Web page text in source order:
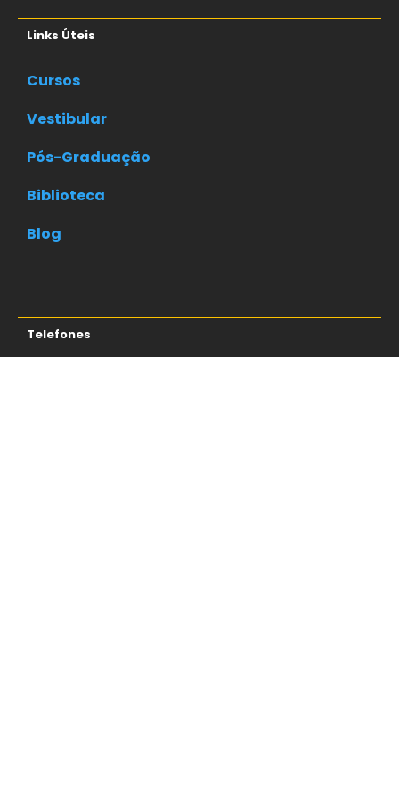
Links Úteis
Cursos
Vestibular
Pós-Graduação
Biblioteca
Blog
Telefones